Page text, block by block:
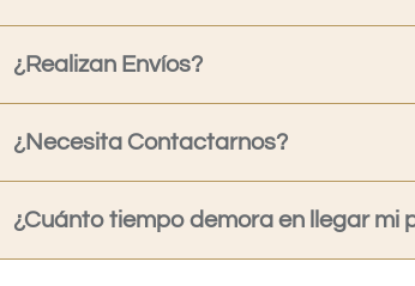
¿Realizan Envíos?
¿Necesita Contactarnos?
¿Cuánto tiempo demora en llegar mi